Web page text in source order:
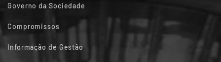
Governo da Sociedade
Compromissos
Informação de Gestão